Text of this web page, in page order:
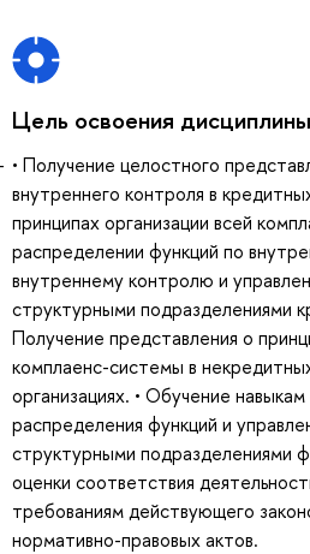
Цель освоения дисциплины
• Получение целостного
внутреннего контроля в
принципах организации всей
распределении функций по
внутреннему контролю и
структурными подразделениями
Получение представления о
комплаенс-системы в
организациях. • Обучение навыкам
распределения функций и
структурными подразделениями
оценки соответствия
требованиям действующего
нормативно-правовых актов.